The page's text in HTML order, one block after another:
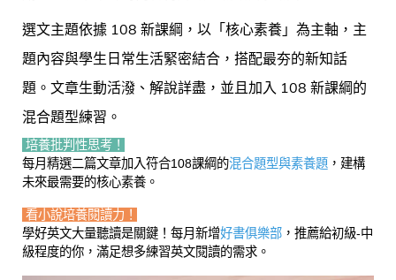
選文主題依據 108 新課綱，以「核心素養」為主軸，主
題內容與學生日常生活緊密結合，搭配最夯的新知話
題。文章生動活潑、解說詳盡，並且加入 108 新課綱的
混合題型練習。
培養批判性思考！
每月精選二篇文章加入符合108課綱的混合題型與素養題 ，建構
未來最需要的核心素養。
看小說培養閱讀力！
學好英文大量聽讀是關鍵！每月新增好書俱樂部 ，推薦給初級-中
級程度的你，滿足想多練習英文閱讀的需求。